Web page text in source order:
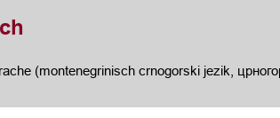
(montenegrinisch crnogorski jezik,